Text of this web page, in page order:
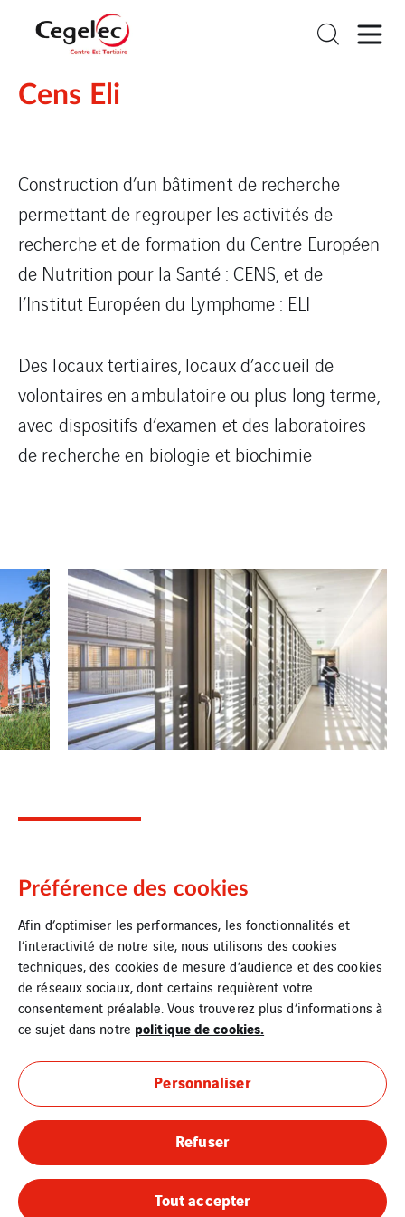
Cens Eli
Construction d’un bâtiment de recherche
permettant de regrouper les activités de
recherche et de formation du Centre Européen
de Nutrition pour la Santé : CENS, et de
l’Institut Européen du Lymphome : ELI
Des locaux tertiaires, locaux d’accueil de
volontaires en ambulatoire ou plus long terme,
avec dispositifs d’examen et des laboratoires
de recherche en biologie et biochimie
Mentions légales
Cookies
Plan du site
Préférence des cookies
Afin d’optimiser les performances, les fonctionnalités et
l’interactivité de notre site, nous utilisons des cookies
techniques, des cookies de mesure d’audience et des cookies
de réseaux sociaux, dont certains requièrent votre
consentement préalable. Vous trouverez plus d’informations à
ce sujet dans notre politique de cookies.
Personnaliser
Refuser
Tout accepter